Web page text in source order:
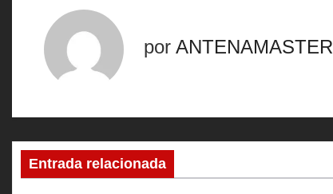
c
i
por ANTENAMASTER
Entrada relacionada